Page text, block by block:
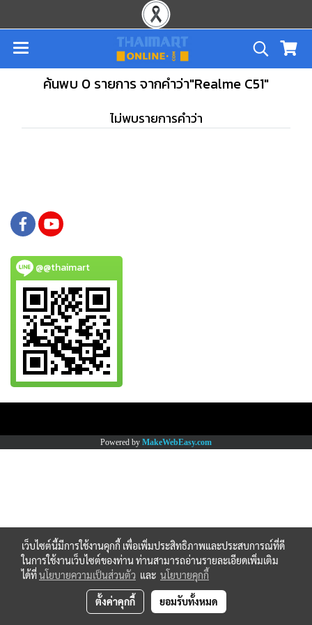
ค้นพบ 0 รายการ จากคำว่า"Realme C51"
ไม่พบรายการคำว่า
@@thaimart
Powered by MakeWebEasy.com
เว็บไซต์นี้มีการใช้งานคุกกี้ เพื่อเพิ่มประสิทธิภาพและประสบการณ์ที่ดี
ในการใช้งานเว็บไซต์ของท่าน ท่านสามารถอ่านรายละเอียดเพิ่มเติม
ได้ที่นโยบายความเป็นส่วนตัว และ นโยบายคุกกี้
ตั้งค่าคุกกี้ ยอมรับทั้งหมด